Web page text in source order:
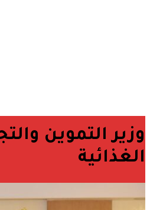
وزير التموين
الغذائية